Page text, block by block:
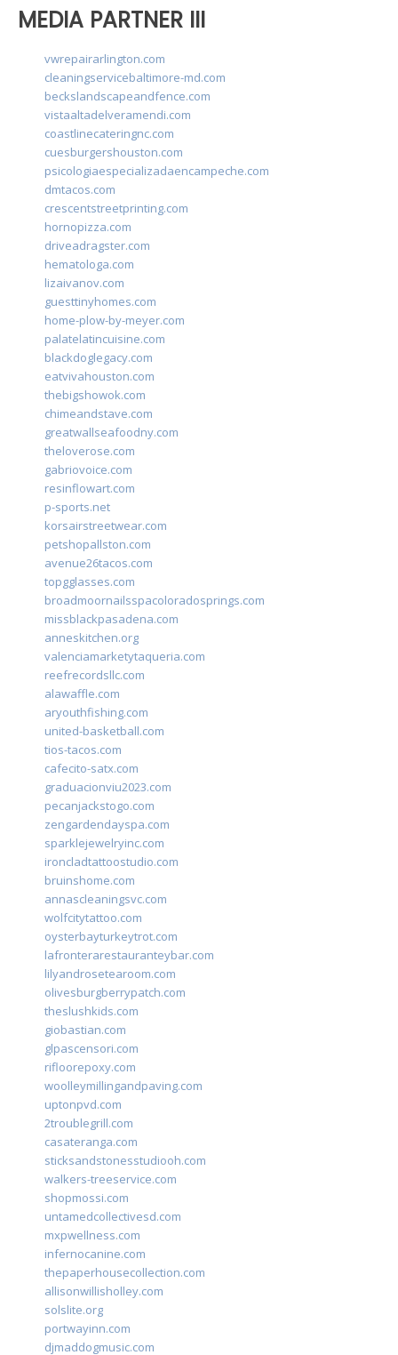
MEDIA PARTNER III
vwrepairarlington.com
cleaningservicebaltimore-md.com
beckslandscapeandfence.com
vistaaltadelveramendi.com
coastlinecateringnc.com
cuesburgershouston.com
psicologiaespecializadaencampeche.com
dmtacos.com
crescentstreetprinting.com
hornopizza.com
driveadragster.com
hematologa.com
lizaivanov.com
guesttinyhomes.com
home-plow-by-meyer.com
palatelatincuisine.com
blackdoglegacy.com
eatvivahouston.com
thebigshowok.com
chimeandstave.com
greatwallseafoodny.com
theloverose.com
gabriovoice.com
resinflowart.com
p-sports.net
korsairstreetwear.com
petshopallston.com
avenue26tacos.com
topgglasses.com
broadmoornailsspacoloradosprings.com
missblackpasadena.com
anneskitchen.org
valenciamarketytaqueria.com
reefrecordsllc.com
alawaffle.com
aryouthfishing.com
united-basketball.com
tios-tacos.com
cafecito-satx.com
graduacionviu2023.com
pecanjackstogo.com
zengardendayspa.com
sparklejewelryinc.com
ironcladtattoostudio.com
bruinshome.com
annascleaningsvc.com
wolfcitytattoo.com
oysterbayturkeytrot.com
lafronterarestauranteybar.com
lilyandrosetearoom.com
olivesburgberrypatch.com
theslushkids.com
giobastian.com
glpascensori.com
rifloorepoxy.com
woolleymillingandpaving.com
uptonpvd.com
2troublegrill.com
casateranga.com
sticksandstonesstudiooh.com
walkers-treeservice.com
shopmossi.com
untamedcollectivesd.com
mxpwellness.com
infernocanine.com
thepaperhousecollection.com
allisonwillisholley.com
solslite.org
portwayinn.com
djmaddogmusic.com